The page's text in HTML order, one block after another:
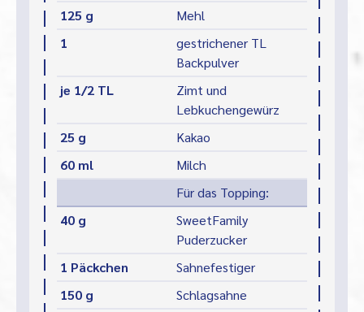
125 g
Mehl
1
gestrichener TL
Backpulver
je 1/2 TL
Zimt und
Lebkuchengewürz
25 g
Kakao
60 ml
Milch
Für das Topping:
40 g
SweetFamily
Puderzucker
1 Päckchen
Sahnefestiger
150 g
Schlagsahne